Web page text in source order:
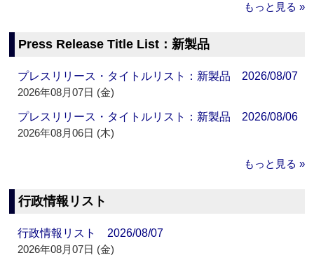
もっと見る »
Press Release Title List：新製品
プレスリリース・タイトルリスト：新製品 2026/08/07
2026年08月07日 (金)
プレスリリース・タイトルリスト：新製品 2026/08/06
2026年08月06日 (木)
もっと見る »
行政情報リスト
行政情報リスト 2026/08/07
2026年08月07日 (金)